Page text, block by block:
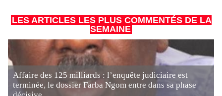
LES ARTICLES LES PLUS COMMENTÉS DE LA
SEMAINE
Affaire des 125 milliards : l’enquête judiciaire est
terminée, le dossier Farba Ngom entre dans sa phase